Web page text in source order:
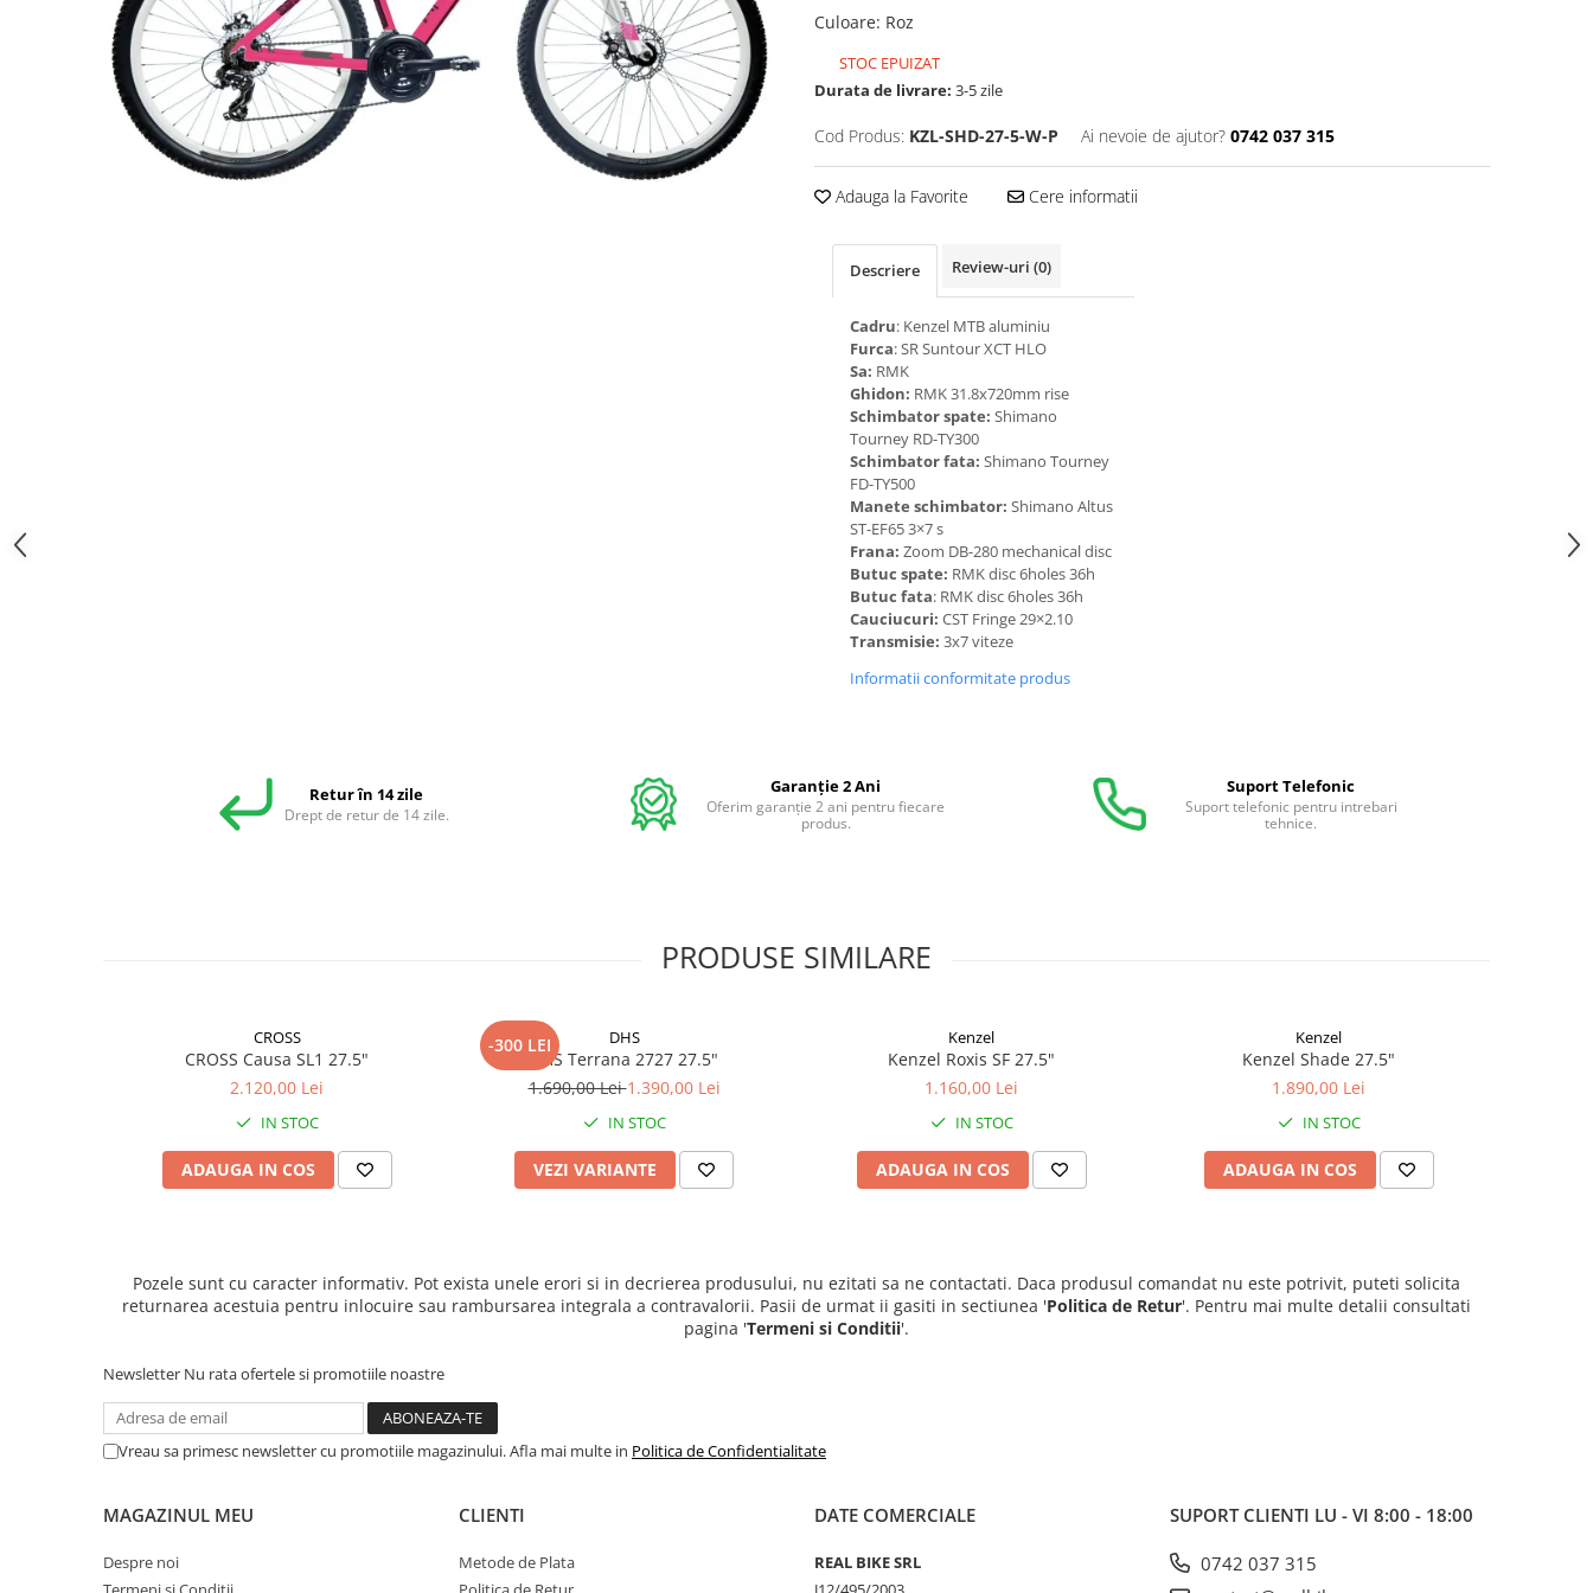
Culoare: Roz
STOC EPUIZAT
Durata de livrare: 3-5 zile
Cod Produs: KZL-SHD-27-5-W-P Ai nevoie de ajutor? 0742 037 315
Adauga la Favorite Cere informatii
Descriere Review-uri (0)
Cadru: Kenzel MTB aluminiu
Furca: SR Suntour XCT HLO
Sa: RMK
Ghidon: RMK 31.8x720mm rise
Schimbator spate: Shimano
Tourney RD-TY300
Schimbator fata: Shimano Tourney
FD-TY500
Manete schimbator: Shimano Altus
ST-EF65 3×7 s
Frana: Zoom DB-280 mechanical disc
Butuc spate: RMK disc 6holes 36h
Butuc fata: RMK disc 6holes 36h
Cauciucuri: CST Fringe 29×2.10
Transmisie: 3x7 viteze
Informatii conformitate produs
Retur în 14 zile
Drept de retur de 14 zile.
Garanție 2 Ani
Oferim garanție 2 ani pentru fiecare
produs.
Suport Telefonic
Suport telefonic pentru intrebari
tehnice.
PRODUSE SIMILARE
CROSS
CROSS Causa SL1 27.5"
2.120,00 Lei
IN STOC
ADAUGA IN COS
-300 LEI DHS
DHS Terrana 2727 27.5"
1.690,00 Lei1.390,00 Lei
IN STOC
VEZI VARIANTE
Kenzel
Kenzel Roxis SF 27.5"
1.160,00 Lei
IN STOC
ADAUGA IN COS
Kenzel
Kenzel Shade 27.5"
1.890,00 Lei
IN STOC
ADAUGA IN COS
Pozele sunt cu caracter informativ. Pot exista unele erori si in decrierea produsului, nu ezitati sa ne contactati. Daca produsul comandat nu este potrivit, puteti solicita
returnarea acestuia pentru inlocuire sau rambursarea integrala a contravalorii. Pasii de urmat ii gasiti in sectiunea 'Politica de Retur'. Pentru mai multe detalii consultati
pagina 'Termeni si Conditii'.
Newsletter Nu rata ofertele si promotiile noastre
Vreau sa primesc newsletter cu promotiile magazinului. Afla mai multe in Politica de Confidentialitate
MAGAZINUL MEU
Despre noi
CLIENTI
Metode de Plata
DATE COMERCIALE
REAL BIKE SRL
SUPORT CLIENTI LU - VI 8:00 - 18:00
0742 037 315